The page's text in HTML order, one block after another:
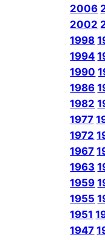
2006
2002
1998
1994
1990
1986
1982
1977
1972
1967
1963
1959
1955
1951
1947